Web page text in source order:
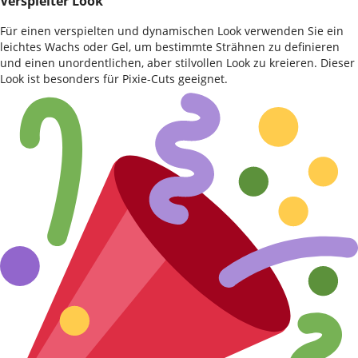
Für einen verspielten und dynamischen Look verwenden Sie ein
leichtes Wachs oder Gel, um bestimmte Strähnen zu definieren
und einen unordentlichen, aber stilvollen Look zu kreieren. Dieser
Look ist besonders für Pixie-Cuts geeignet.